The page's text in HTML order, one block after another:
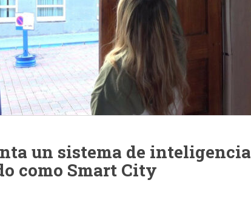
un sistema de inteligencia
como Smart City